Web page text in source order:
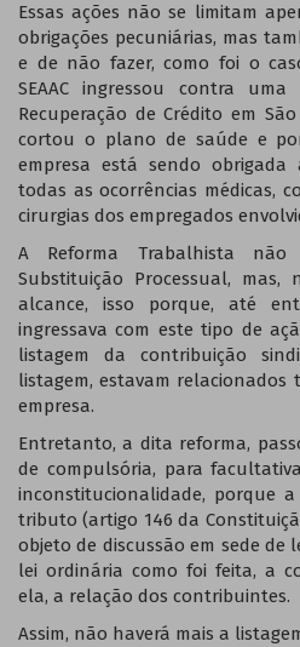
Essas ações não se limitam
obrigações pecuniárias, mas
e de não fazer, como foi o
SEAAC ingressou contra
Recuperação de Crédito em
cortou o plano de saúde e
empresa está sendo
todas as ocorrências médicas,
cirurgias dos empregados
A Reforma Trabalhista
Substituição Processual,
alcance, isso porque, até
ingressava com este tipo de
listagem da contribuição
listagem, estavam
empresa.
Entretanto, a dita reforma,
de compulsória, para
inconstitucionalidade, porque
tributo (artigo 146 da
objeto de discussão em sede de
lei ordinária como foi feita, a
ela, a relação dos contribuintes.
Assim, não haverá mais a